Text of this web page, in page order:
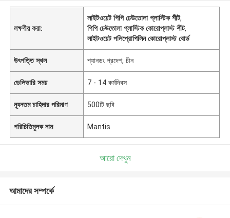
লক্ষণীয় করা:
লাইটওয়েট পিপি ঢেউতোলা প্লাস্টিক শীট,
পিপি ঢেউতোলা প্লাস্টিক কোরোপ্লাস্ট শীট,
লাইটওয়েট পলিপ্রোপিলিন কোরোপ্লাস্ট বোর্ড
উৎপত্তি স্থল শ্যানডং প্রদেশ, চীন
ডেলিভারি সময় 7 - 14 কর্মদিবস
ন্যূনতম চাহিদার পরিমাণ 500টি ছবি
পরিচিতিমুলক নাম Mantis
আরো দেখুন
আমাদের সম্পর্কে